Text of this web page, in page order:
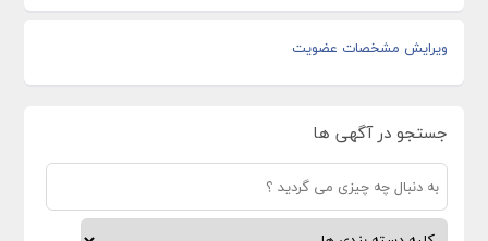
ویرایش مشخصات عضویت
جستجو در آگهی ها